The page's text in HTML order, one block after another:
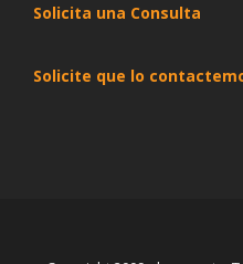
Solicita una Consulta
Solicite que lo